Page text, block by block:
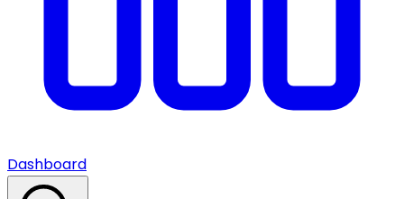
Dashboard